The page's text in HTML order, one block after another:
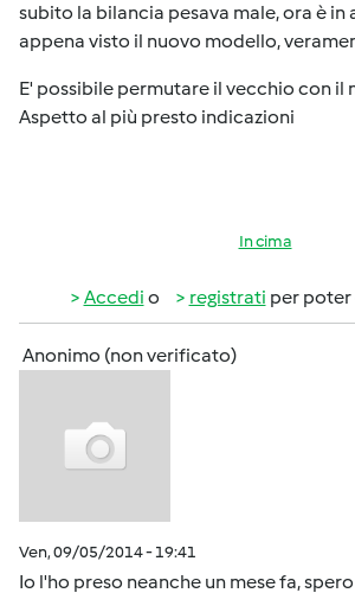
subito la bilancia pesava male, ora è in
appena visto il nuovo modello,
E' possibile permutare il vecchio con il
Aspetto al più presto indicazioni
In cima
Accedi o registrati per
Anonimo (non verificato)
Ven, 09/05/2014 - 19:41
Io l'ho preso neanche un mese fa,